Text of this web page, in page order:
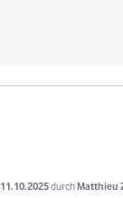
11.10.2025durchMatthieu